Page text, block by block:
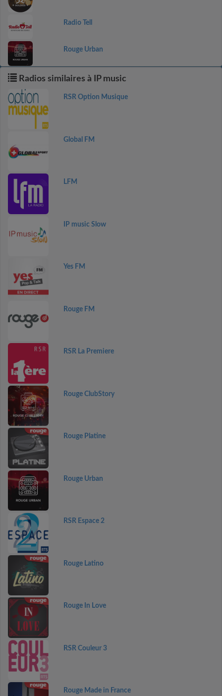
Radio Tell
Rouge Urban
Radios similaires à IP music
RSR Option Musique
Global FM
LFM
IP music Slow
Yes FM
Rouge FM
RSR La Premiere
Rouge ClubStory
Rouge Platine
Rouge Urban
RSR Espace 2
Rouge Latino
Rouge In Love
RSR Couleur 3
Rouge Made in France